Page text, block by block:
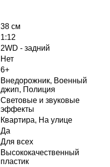
38 см
1:12
2WD - задний
Нет
6+
Внедорожник, Военный
джип, Полиция
Световые и звуковые
эффекты
Квартира, На улице
Да
Для всех
Высококачественный
пластик